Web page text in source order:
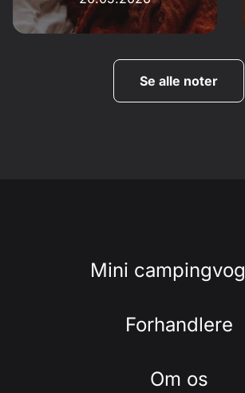
Se alle noter
Mini
Forhandlere
Om os